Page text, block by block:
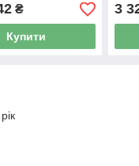
₴
Купити
3